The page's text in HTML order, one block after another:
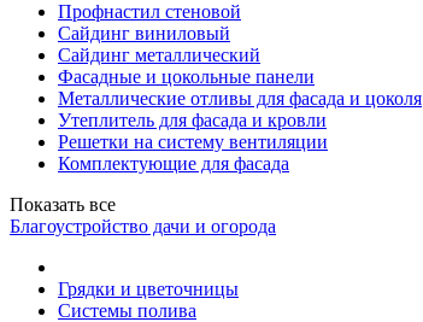
Профнастил стеновой
Сайдинг виниловый
Сайдинг металлический
Фасадные и цокольные панели
Металлические отливы для фасада и цоколя
Утеплитель для фасада и кровли
Решетки на систему вентиляции
Комплектующие для фасада
Показать все
Благоустройство дачи и огорода
Грядки и цветочницы
Системы полива